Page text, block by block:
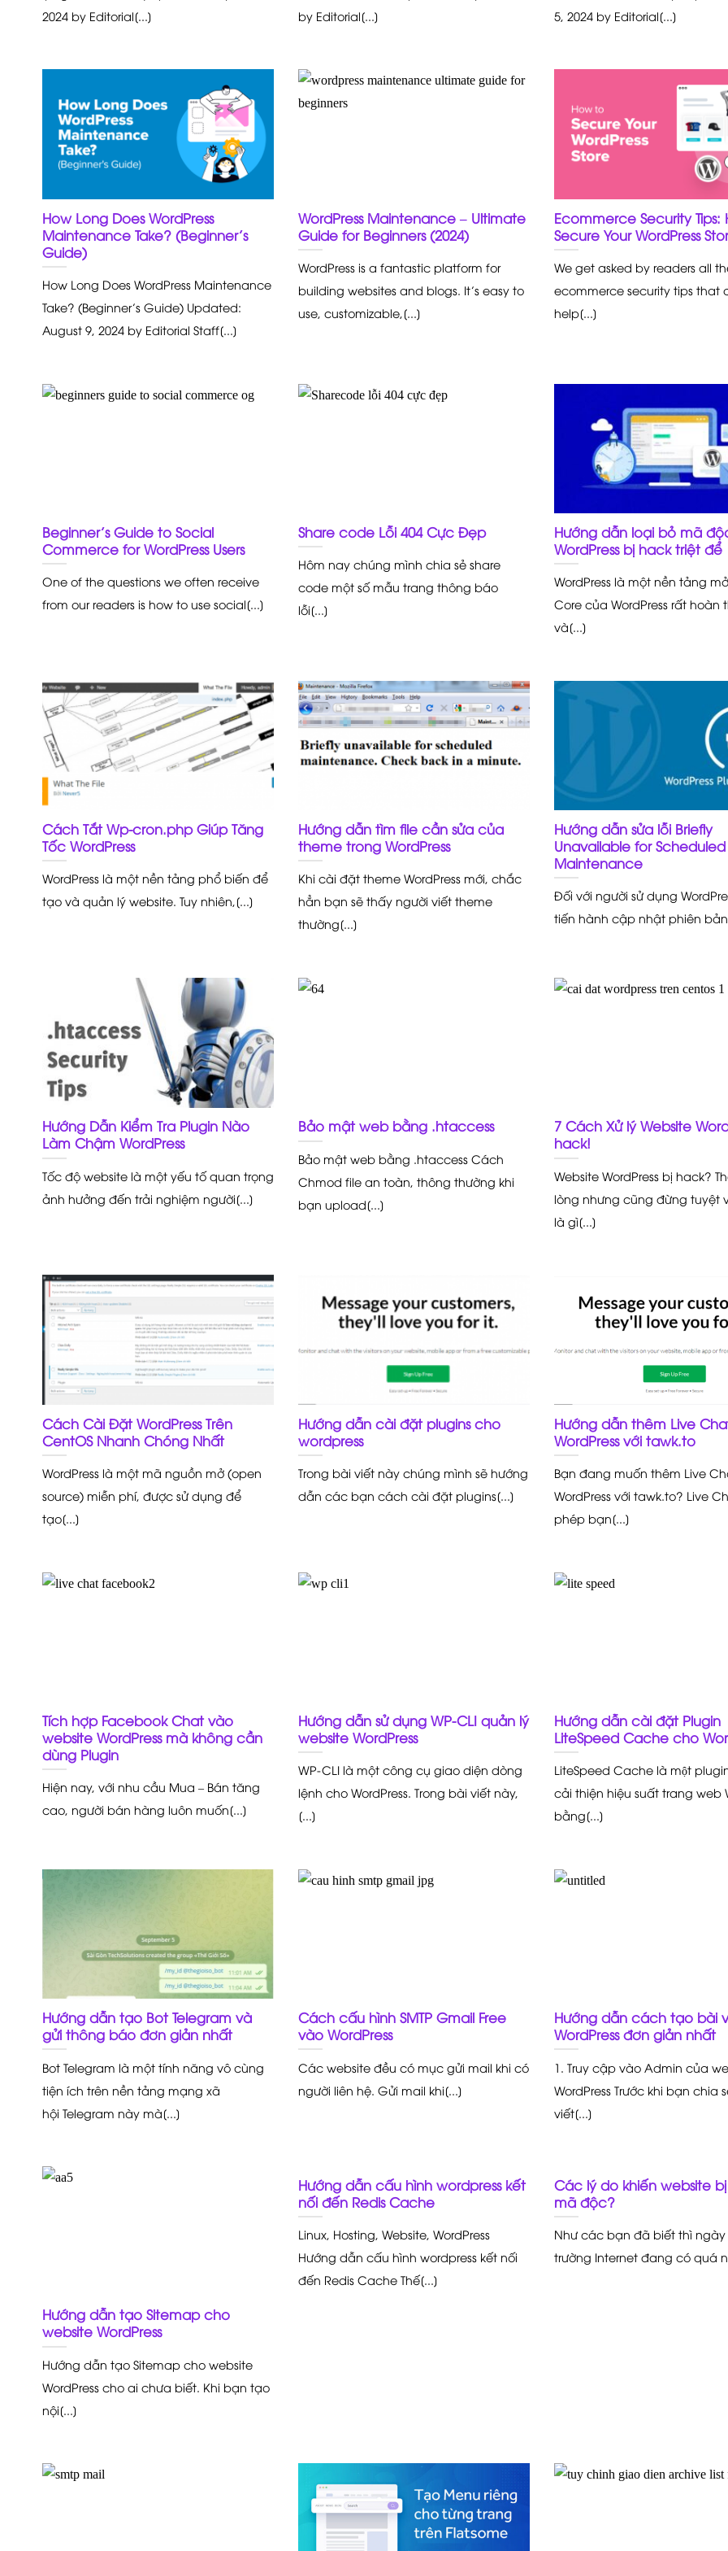
2024 by Editorial[...]
by Editorial[...]
5, 2024 by Editorial[...]
How Long Does WordPress
Maintenance Take? (Beginner’s
Guide)
How Long Does WordPress Maintenance
Take? (Beginner’s Guide) Updated:
August 9, 2024 by Editorial Staff[...]
WordPress Maintenance – Ultimate
Guide for Beginners (2024)
WordPress is a fantastic platform for
building websites and blogs. It’s easy to
use, customizable,[...]
Ecommerce Security Tips:
Secure Your WordPress
We get asked by readers all
ecommerce security tips that
help[...]
Beginner’s Guide to Social
Commerce for WordPress Users
One of the questions we often receive
from our readers is how to use social[...]
Share code Lỗi 404 Cực Đẹp
Hôm nay chúng mình chia sẻ share
code một số mẫu trang thông báo
lỗi[...]
Hướng dẫn loại bỏ mã
WordPress bị hack triệt để
WordPress là một nền tảng
Core của WordPress rất hoàn
và[...]
Cách Tắt Wp-cron.php Giúp Tăng
Tốc WordPress
WordPress là một nền tảng phổ biến để
tạo và quản lý website. Tuy nhiên,[...]
Hướng dẫn tìm file cần sửa của
theme trong WordPress
Khi cài đặt theme WordPress mới, chắc
hẳn bạn sẽ thấy người viết theme
thường[...]
Hướng dẫn sửa lỗi Briefly
Unavailable for Scheduled
Maintenance
Đối với người sử dụng
tiến hành cập nhật phiên
Hướng Dẫn Kiểm Tra Plugin Nào
Làm Chậm WordPress
Tốc độ website là một yếu tố quan trọng
ảnh hưởng đến trải nghiệm người[...]
Bảo mật web bằng .htaccess
Bảo mật web bằng .htaccess Cách
Chmod file an toàn, thông thường khi
bạn upload[...]
7 Cách Xử lý Website
hack!
Website WordPress bị hack?
lòng nhưng cũng đừng tuyệt
là gì[...]
Cách Cài Đặt WordPress Trên
CentOS Nhanh Chóng Nhất
WordPress là một mã nguồn mở (open
source) miễn phí, được sử dụng để
tạo[...]
Hướng dẫn cài đặt plugins cho
wordpress
Trong bài viết này chúng mình sẽ hướng
dẫn các bạn cách cài đặt plugins[...]
Hướng dẫn thêm Live
WordPress với tawk.to
Bạn đang muốn thêm Live
WordPress với tawk.to? Live
phép bạn[...]
Tích hợp Facebook Chat vào
website WordPress mà không cần
dùng Plugin
Hiện nay, với nhu cầu Mua – Bán tăng
cao, người bán hàng luôn muốn[...]
Hướng dẫn sử dụng WP-CLI quản lý
website WordPress
WP-CLI là một công cụ giao diện dòng
lệnh cho WordPress. Trong bài viết này,
[...]
Hướng dẫn cài đặt Plugin
LiteSpeed Cache cho
LiteSpeed Cache là một
cải thiện hiệu suất trang web
bằng[...]
Hướng dẫn tạo Bot Telegram và
gửi thông báo đơn giản nhất
Bot Telegram là một tính năng vô cùng
tiện ích trên nền tảng mạng xã
hội Telegram này mà[...]
Cách cấu hình SMTP Gmail Free
vào WordPress
Các website đều có mục gửi mail khi có
người liên hệ. Gửi mail khi[...]
Hướng dẫn cách tạo bài
WordPress đơn giản nhất
1. Truy cập vào Admin của
WordPress Trước khi bạn chia
viết[...]
Hướng dẫn tạo Sitemap cho
website WordPress
Hướng dẫn tạo Sitemap cho website
WordPress cho ai chưa biết. Khi bạn tạo
nội[...]
Hướng dẫn cấu hình wordpress kết
nối đến Redis Cache
Linux, Hosting, Website, WordPress
Hướng dẫn cấu hình wordpress kết nối
đến Redis Cache Thế[...]
Các lý do khiến website
mã độc?
Như các bạn đã biết thì ngày
trường Internet đang có quá